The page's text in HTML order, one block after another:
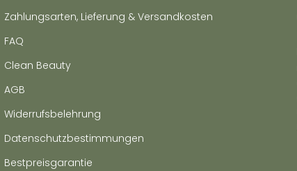
Zahlungsarten, Lieferung & Versandkosten
FAQ
Clean Beauty
AGB
Widerrufsbelehrung
Datenschutzbestimmungen
Bestpreisgarantie